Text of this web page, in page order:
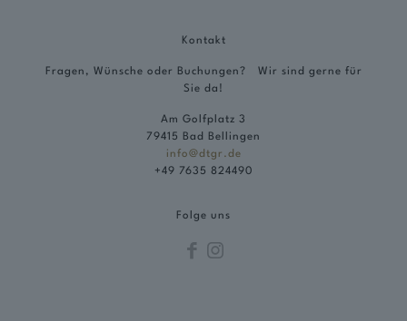
Kontakt
Fragen, Wünsche oder Buchungen? Wir sind gerne für
Sie da!
Am Golfplatz 3
79415 Bad Bellingen
info@dtgr.de
+49 7635 824490
Folge uns